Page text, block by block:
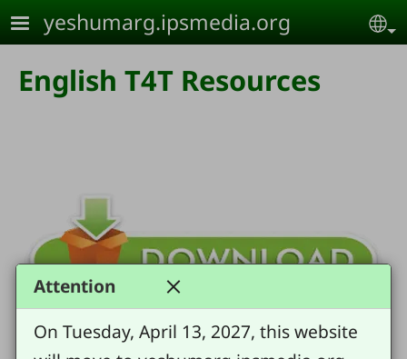
Skip to main content
yeshumarg.ipsmedia.org
English T4T Resources
Attention
On Tuesday, April 13, 2027, this website